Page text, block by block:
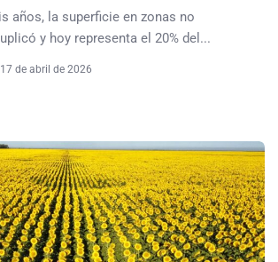
años, la superficie en zonas no
y hoy representa el 20% del...
17 de abril de 2026